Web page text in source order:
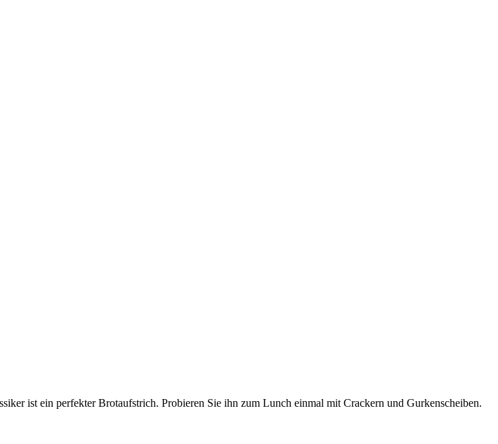
ist ein perfekter Brotaufstrich. Probieren Sie ihn zum Lunch einmal mit Crackern und Gurkenscheiben.